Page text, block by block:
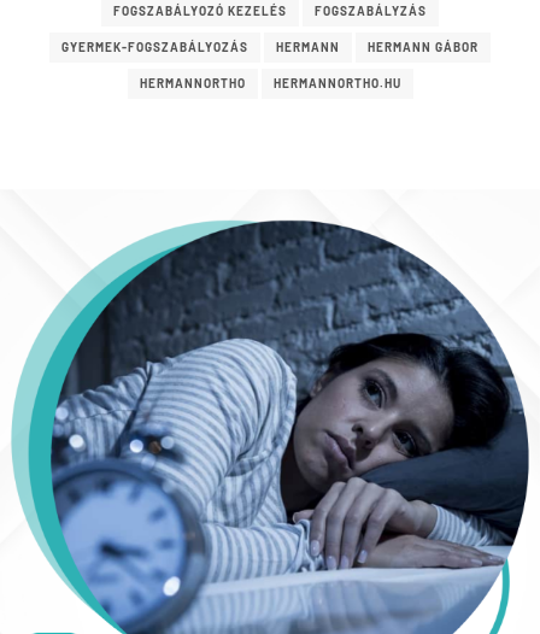
FOGSZABÁLYOZÓ KEZELÉS FOGSZABÁLYZÁS
GYERMEK-FOGSZABÁLYOZÁS HERMANN HERMANN GÁBOR
HERMANNORTHO HERMANNORTHO.HU